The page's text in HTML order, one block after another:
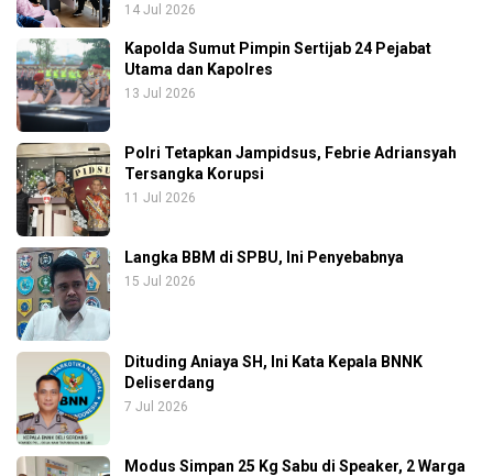
14 Jul 2026
Kapolda Sumut Pimpin Sertijab 24 Pejabat
Utama dan Kapolres
13 Jul 2026
Polri Tetapkan Jampidsus, Febrie Adriansyah
Tersangka Korupsi
11 Jul 2026
Langka BBM di SPBU, Ini Penyebabnya
15 Jul 2026
Dituding Aniaya SH, Ini Kata Kepala BNNK
Deliserdang
7 Jul 2026
Modus Simpan 25 Kg Sabu di Speaker, 2 Warga